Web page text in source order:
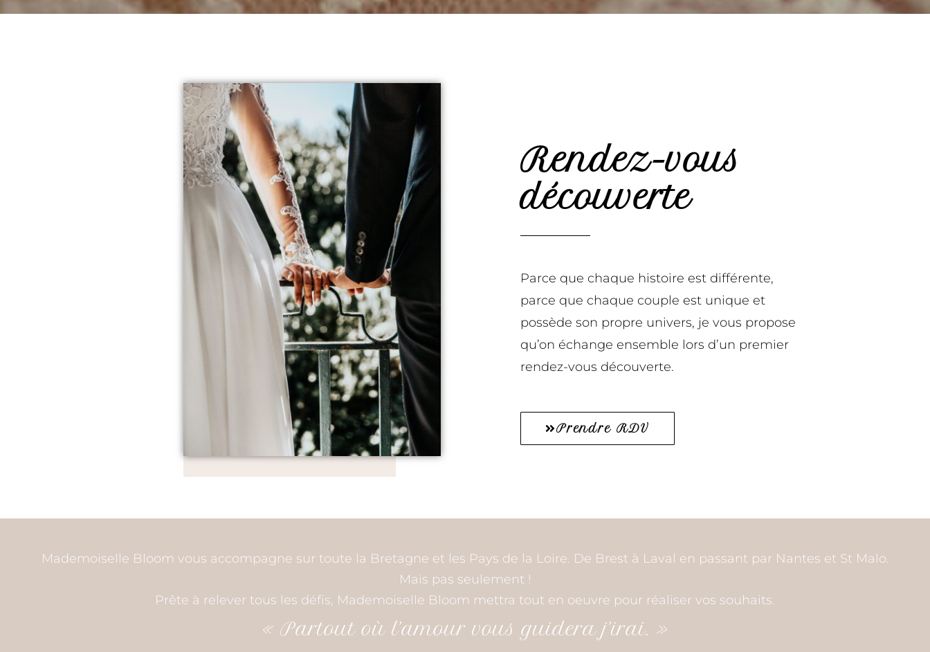
Rendez-vous
découverte
Parce que chaque histoire est différente,
parce que chaque couple est unique et
possède son propre univers, je vous propose
qu’on échange ensemble lors d’un premier
rendez-vous découverte.
Prendre RDV
Mademoiselle Bloom vous accompagne sur toute la Bretagne et les Pays de la Loire. De Brest à Laval en passant par Nantes et St Malo.
Mais pas seulement !
Prête à relever tous les défis, Mademoiselle Bloom mettra tout en oeuvre pour réaliser vos souhaits.
« Partout où l’amour vous guidera j’irai. »